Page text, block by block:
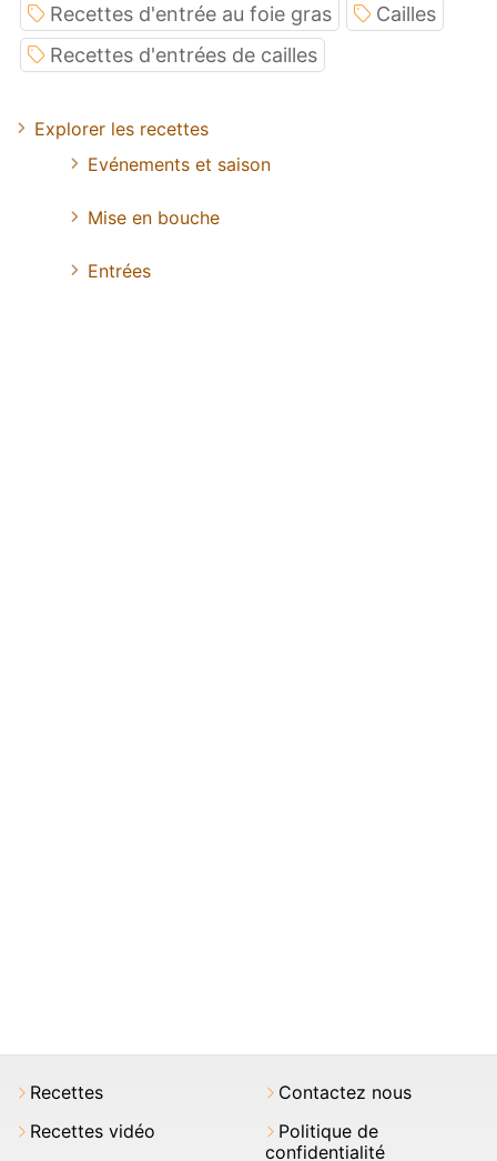
Recettes d'entrée au foie gras
Cailles
Recettes d'entrées de cailles
Explorer les recettes
Evénements et saison
Mise en bouche
Entrées
Recettes
Recettes vidéo
Contactez nous
Politique de
confidentialité